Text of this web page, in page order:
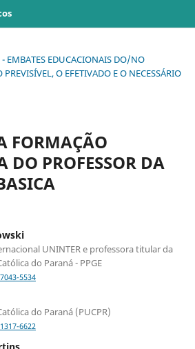
EMBATES EDUCACIONAIS DO/NO
O EFETIVADO E O NECESSÁRIO
FORMAÇÃO
DO PROFESSOR DA
UNINTER e professora titular da
do Paraná - PPGE
5534
do Paraná (PUCPR)
6622